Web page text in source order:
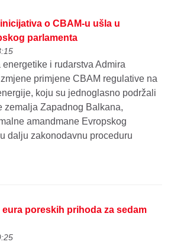
o CBAM-u ušla u
parlamenta
energetike i rudarstva Admira
primjene CBAM regulative na
koju su jednoglasno podržali
zemalja Zapadnog Balkana,
amandmane Evropskog
dalju zakonodavnu proceduru
poreskih prihoda za sedam